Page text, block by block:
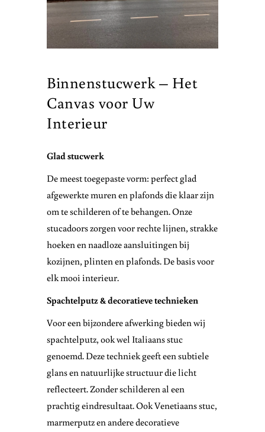
Binnenstucwerk – Het
Canvas voor Uw
Interieur
Glad stucwerk
De meest toegepaste vorm: perfect glad
afgewerkte muren en plafonds die klaar zijn
om te schilderen of te behangen. Onze
stucadoors zorgen voor rechte lijnen, strakke
hoeken en naadloze aansluitingen bij
kozijnen, plinten en plafonds. De basis voor
elk mooi interieur.
Spachtelputz & decoratieve technieken
Voor een bijzondere afwerking bieden wij
spachtelputz, ook wel Italiaans stuc
genoemd. Deze techniek geeft een subtiele
glans en natuurlijke structuur die licht
reflecteert. Zonder schilderen al een
prachtig eindresultaat. Ook Venetiaans stuc,
marmerputz en andere decoratieve